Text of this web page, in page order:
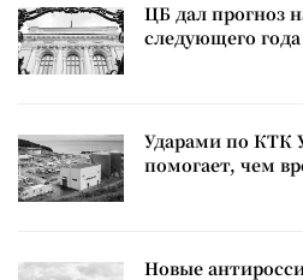
ЦБ дал прогноз
следующего года
Ударами по КТК
помогает, чем
Новые